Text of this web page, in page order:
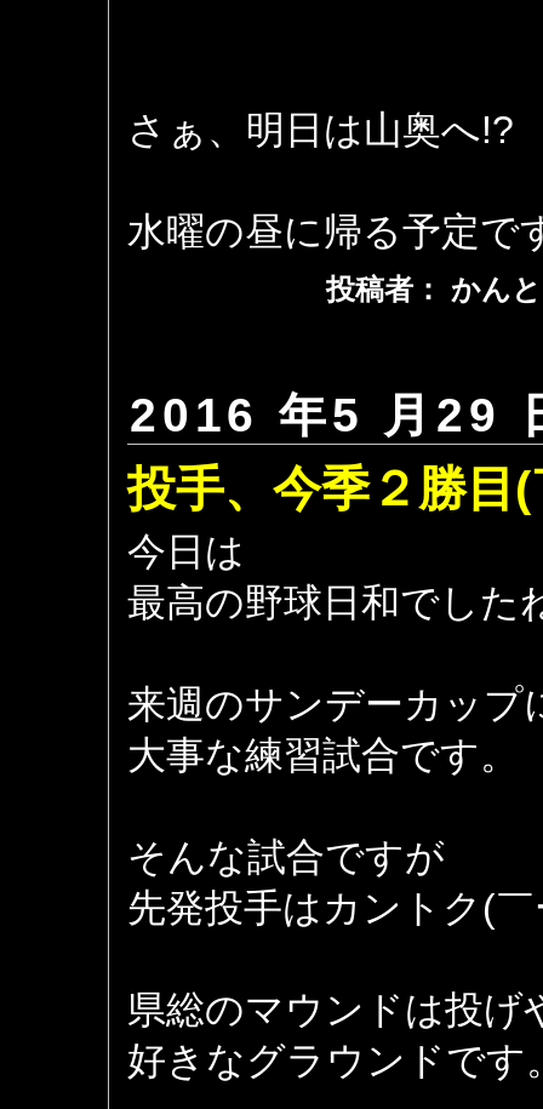
さぁ、明日は山奥へ!?
水曜の昼に帰る予定で
投稿者： かん
2016 年5 月29
投手、今季２勝
今日は
最高の野球日和でした
来週のサンデーカップ
大事な練習試合です。
そんな試合ですが
先発投手はカントク(
県総のマウンドは投げ
好きなグラウンドです